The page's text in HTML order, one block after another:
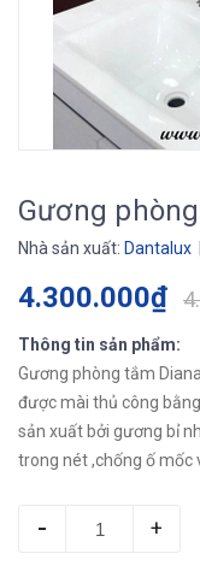
Gương
Nhà sản xuất: Dantalux
4.300.000₫
Thông tin sản phẩm:
Gương phòng tắm
được mài thủ công
sản xuất bởi gương bỉ
trong nét ,chống ố mốc
- +